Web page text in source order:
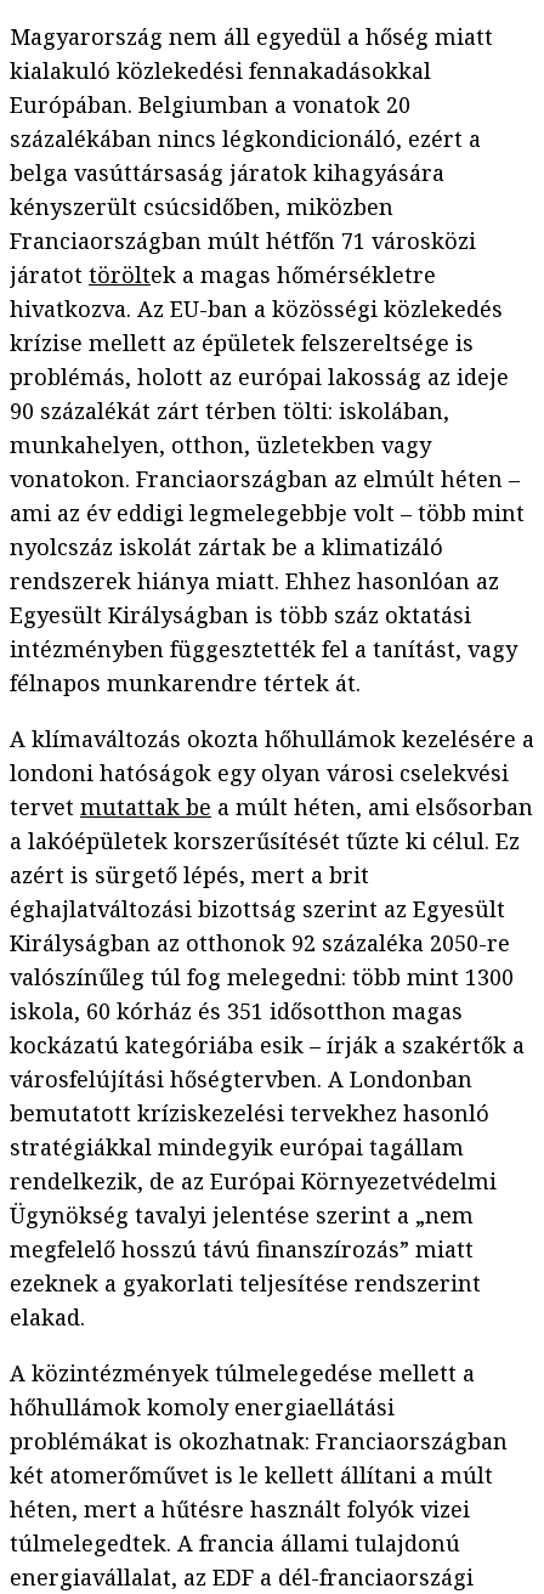
Magyarország nem áll egyedül a hőség miatt
kialakuló közlekedési fennakadásokkal
Európában. Belgiumban a vonatok 20
százalékában nincs légkondicionáló, ezért a
belga vasúttársaság járatok kihagyására
kényszerült csúcsidőben, miközben
Franciaországban múlt hétfőn 71 városközi
járatot töröltek a magas hőmérsékletre
hivatkozva. Az EU-ban a közösségi közlekedés
krízise mellett az épületek felszereltsége is
problémás, holott az európai lakosság az ideje
90 százalékát zárt térben tölti: iskolában,
munkahelyen, otthon, üzletekben vagy
vonatokon. Franciaországban az elmúlt héten –
ami az év eddigi legmelegebbje volt – több mint
nyolcszáz iskolát zártak be a klimatizáló
rendszerek hiánya miatt. Ehhez hasonlóan az
Egyesült Királyságban is több száz oktatási
intézményben függesztették fel a tanítást, vagy
félnapos munkarendre tértek át.
A klímaváltozás okozta hőhullámok kezelésére a
londoni hatóságok egy olyan városi cselekvési
tervet mutattak be a múlt héten, ami elsősorban
a lakóépületek korszerűsítését tűzte ki célul. Ez
azért is sürgető lépés, mert a brit
éghajlatváltozási bizottság szerint az Egyesült
Királyságban az otthonok 92 százaléka 2050-re
valószínűleg túl fog melegedni: több mint 1300
iskola, 60 kórház és 351 idősotthon magas
kockázatú kategóriába esik – írják a szakértők a
városfelújítási hőségtervben. A Londonban
bemutatott kríziskezelési tervekhez hasonló
stratégiákkal mindegyik európai tagállam
rendelkezik, de az Európai Környezetvédelmi
Ügynökség tavalyi jelentése szerint a „nem
megfelelő hosszú távú finanszírozás” miatt
ezeknek a gyakorlati teljesítése rendszerint
elakad.
A közintézmények túlmelegedése mellett a
hőhullámok komoly energiaellátási
problémákat is okozhatnak: Franciaországban
két atomerőművet is le kellett állítani a múlt
héten, mert a hűtésre használt folyók vizei
túlmelegedtek. A francia állami tulajdonú
energiavállalat, az EDF a dél-franciaországi